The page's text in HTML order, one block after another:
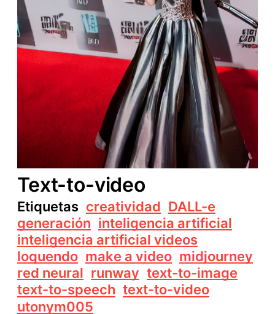
Text-to-video
Etiquetas creatividad DALL-e
generación inteligencia artificial
inteligencia artificial videos
loquendo make a video midjourney
red neural runway text-to-image
text-to-speech text-to-video
utonym005